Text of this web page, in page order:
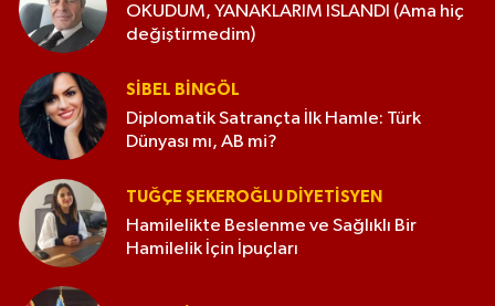
OKUDUM, YANAKLARIM ISLANDI (Ama hiç
değiştirmedim)
SIBEL BINGÖL
Diplomatik Satrançta İlk Hamle: Türk
Dünyası mı, AB mi?
TUĞÇE ŞEKEROĞLU DIYETISYEN
Hamilelikte Beslenme ve Sağlıklı Bir
Hamilelik İçin İpuçları